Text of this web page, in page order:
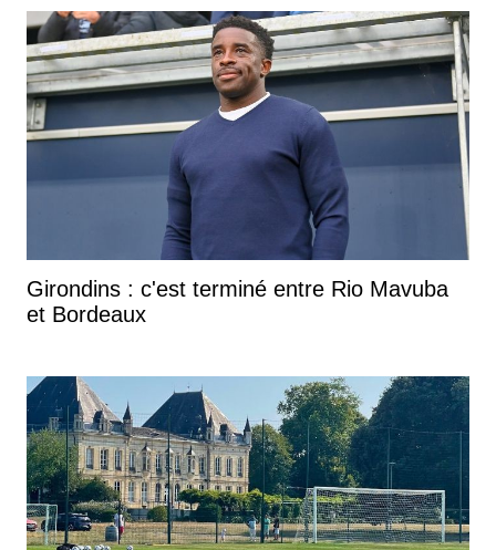
Girondins : c'est terminé entre Rio Mavuba
et Bordeaux